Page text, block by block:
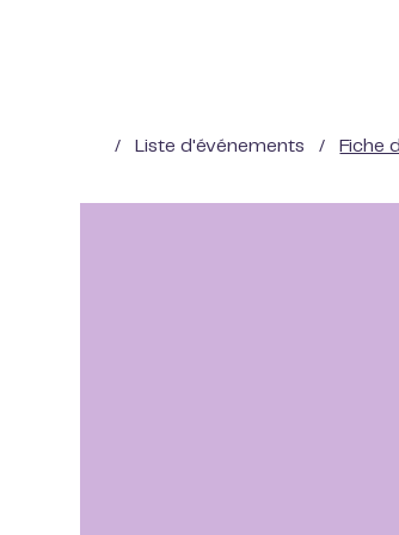
/ Liste d'événements / Fiche